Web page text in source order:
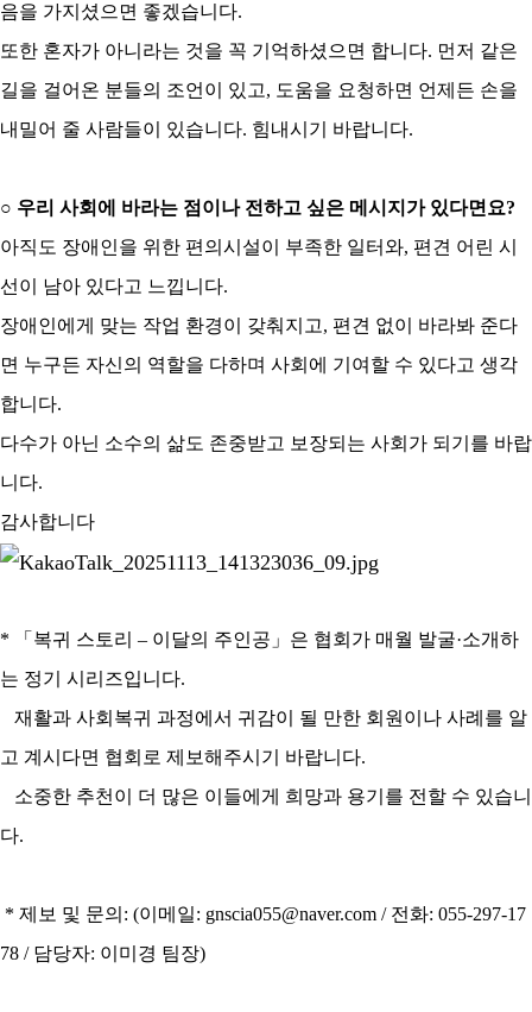
음을 가지셨으면 좋겠습니다.
또한 혼자가 아니라는 것을 꼭 기억하셨으면 합니다. 먼저 같은
길을 걸어온 분들의 조언이 있고, 도움을 요청하면 언제든 손을
내밀어 줄 사람들이 있습니다. 힘내시기 바랍니다.
○ 우리 사회에 바라는 점이나 전하고 싶은 메시지가 있다면요?
아직도 장애인을 위한 편의시설이 부족한 일터와, 편견 어린 시
선이 남아 있다고 느낍니다.
장애인에게 맞는 작업 환경이 갖춰지고, 편견 없이 바라봐 준다
면 누구든 자신의 역할을 다하며 사회에 기여할 수 있다고 생각
합니다.
다수가 아닌 소수의 삶도 존중받고 보장되는 사회가 되기를 바랍
니다.
감사합니다
* 「 복귀 스토리 – 이달의 주인공 」 은 협회가 매월 발굴·소개하
는 정기 시리즈입니다.
재활과 사회복귀 과정에서 귀감이 될 만한 회원이나 사례를 알
고 계시다면 협회로 제보해주시기 바랍니다.
소중한 추천이 더 많은 이들에게 희망과 용기를 전할 수 있습니
다.
* 제보 및 문의 : (이메일: gnscia055@naver.com / 전화: 055-297-17
78 / 담당자: 이미경 팀장)